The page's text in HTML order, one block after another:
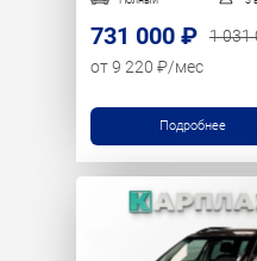
731 000 ₽
1 031
от 9 220 ₽/мес
Подробнее